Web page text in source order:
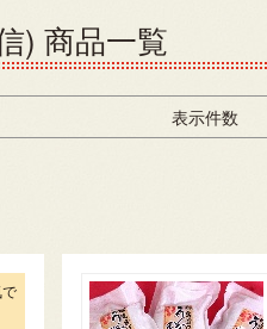
商品一覧
表示件数